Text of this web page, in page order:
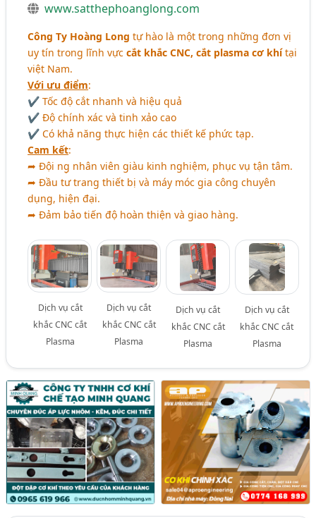
www.satthephoanglong.com
Công Ty Hoàng Long tự hào là một trong những đơn vị
uy tín trong lĩnh vựccắt khắc CNC, cắt plasma cơ khítại
việt Nam.
Với ưu điểm:
✔ Tốc độ cắt nhanh và hiệu quả
✔ Độ chính xác và tinh xảo cao
✔ Có khả năng thực hiện các thiết kế phức tạp.
Cam kết:
➦ Đội ng̣ nhân viên giàu kinh nghiệm, phục vụ tận tâm.
➦ Đầu tư trang thiết bị và máy móc gia công chuyên
dụng, hiện đại.
➦ Đảm bảo tiến độ hoàn thiện và giao hàng.
Dịch vụ cắt
khắc CNC cắt
Plasma
Dịch vụ cắt
khắc CNC cắt
Plasma
Dịch vụ cắt
khắc CNC cắt
Plasma
Dịch vụ cắt
khắc CNC cắt
Plasma